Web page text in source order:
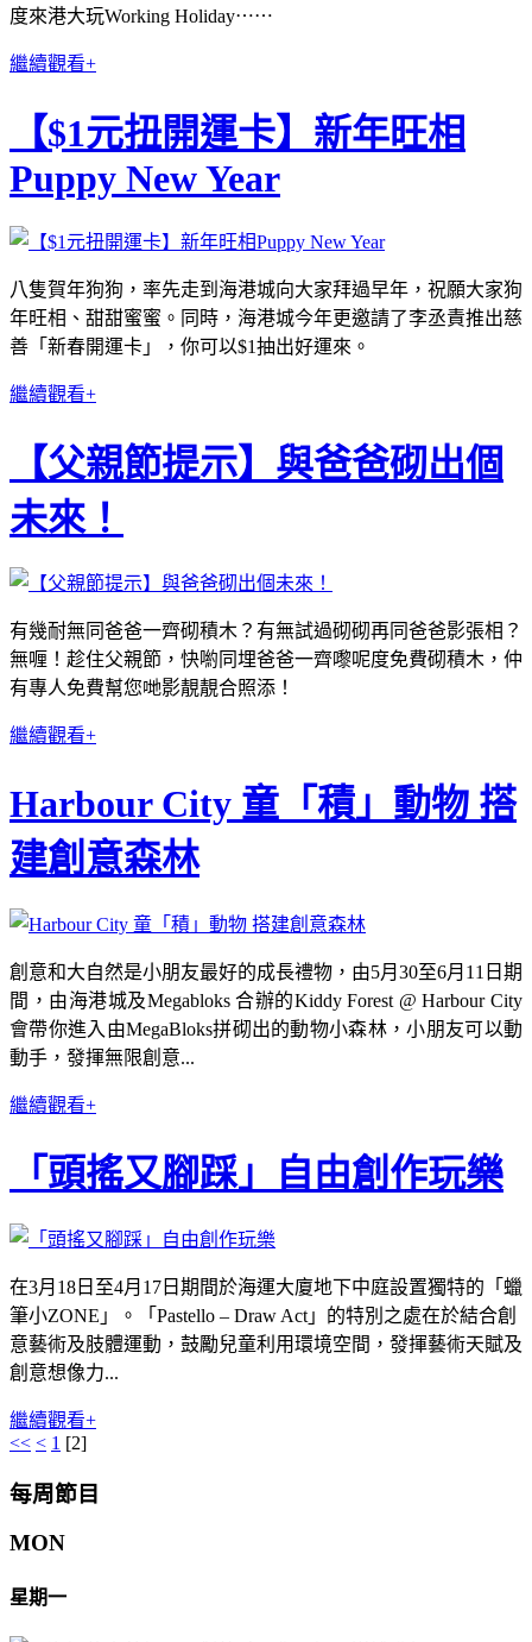
度來港大玩Working Holiday⋯⋯
繼續觀看+
【$1元扭開運卡】新年旺相
Puppy New Year
八隻賀年狗狗，率先走到海港城向大家拜過早年，祝願大家狗
年旺相、甜甜蜜蜜。同時，海港城今年更邀請了李丞責推出慈
善「新春開運卡」，你可以$1抽出好運來。
繼續觀看+
【父親節提示】與爸爸砌出個
未來！
有幾耐無同爸爸一齊砌積木？有無試過砌砌再同爸爸影張相？
無喱！趁住父親節，快喲同埋爸爸一齊嚟呢度免費砌積木，仲
有專人免費幫您哋影靚靚合照添！
繼續觀看+
Harbour City 童「積」動物 搭
建創意森林
創意和大自然是小朋友最好的成長禮物，由5月30至6月11日期
間，由海港城及Megabloks 合辦的Kiddy Forest @ Harbour City
會帶你進入由MegaBloks拼砌出的動物小森林，小朋友可以動
動手，發揮無限創意...
繼續觀看+
「頭搖又腳踩」自由創作玩樂
在3月18日至4月17日期間於海運大廈地下中庭設置獨特的「蠟
筆小ZONE」。「Pastello – Draw Act」的特別之處在於結合創
意藝術及肢體運動，鼓勵兒童利用環境空間，發揮藝術天賦及
創意想像力...
繼續觀看+
<< < 1 [2]
每周節目
MON
星期一